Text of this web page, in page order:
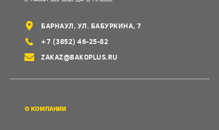
БАРНАУЛ, УЛ. БАБУРКИНА, 7
+7 (3852) 46-25-82
ZAKAZ@BAKOPLUS.RU
О КОМПАНИИ